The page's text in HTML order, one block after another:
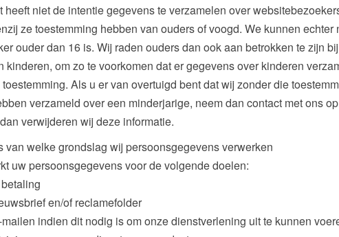
heeft niet de intentie gegevens te verzamelen over
ze toestemming hebben van ouders of voogd. We kunnen echter
ouder dan 16 is. Wij raden ouders dan ook aan betrokken te zijn
kinderen, om zo te voorkomen dat er gegevens over kinderen
Als u er van overtuigd bent dat wij zonder die
verzameld over een minderjarige, neem dan contact met ons
verwijderen wij deze informatie.
van welke grondslag wij persoonsgegevens verwerken
uw persoonsgegevens voor de volgende doelen:
en/of reclamefolder
indien dit nodig is om onze dienstverlening uit te kunnen